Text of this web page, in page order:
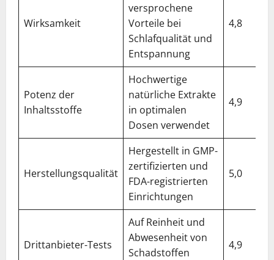
Wirksamkeit
versprochene
Vorteile bei
Schlafqualität und
Entspannung
4,8
Potenz der
Inhaltsstoffe
Hochwertige
natürliche Extrakte
in optimalen
Dosen verwendet
4,9
Herstellungsqualität
Hergestellt in GMP-
zertifizierten und
FDA-registrierten
Einrichtungen
5,0
Drittanbieter-Tests
Auf Reinheit und
Abwesenheit von
Schadstoffen
4,9